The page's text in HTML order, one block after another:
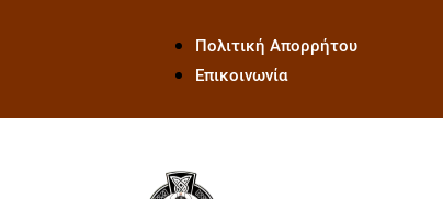
Πολιτική Απορρήτου
Επικοινωνία